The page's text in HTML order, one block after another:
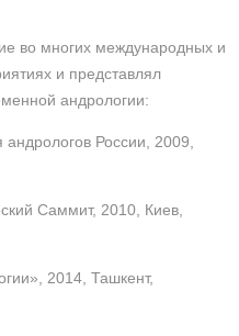
во многих международных и
и представлял
андрологии:
России, 2009,
Саммит, 2010, Киев,
2014, Ташкент,